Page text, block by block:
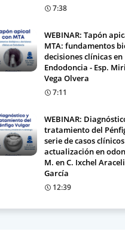
7:38
WEBINAR: Tapón
MTA: fundamentos
decisiones clínicas en
Endodoncia - Esp.
Vega Olvera
7:11
WEBINAR:
tratamiento del
serie de casos
actualización en
M. en C. Ixchel
García
12:39